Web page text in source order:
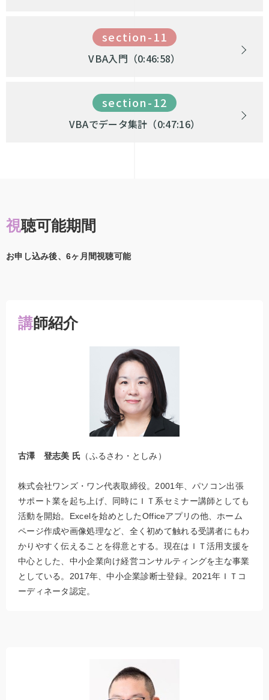
section-11
VBA入門（0:46:58）
section-12
VBAでデータ集計（0:47:16）
視聴可能期間
お申し込み後、6ヶ月間視聴可能
講師紹介
古澤 登志美 氏 （ふるさわ・としみ）
株式会社ワンズ・ワン代表取締役。2001年、パソコン出張
サポート業を起ち上げ、同時にＩＴ系セミナー講師としても
活動を開始。Excelを始めとしたOfficeアプリの他、ホーム
ページ作成や画像処理など、全く初めて触れる受講者にもわ
かりやすく伝えることを得意とする。現在はＩＴ活用支援を
中心とした、中小企業向け経営コンサルティングを主な事業
としている。2017年、中小企業診断士登録。2021年ＩＴコ
ーディネータ認定。